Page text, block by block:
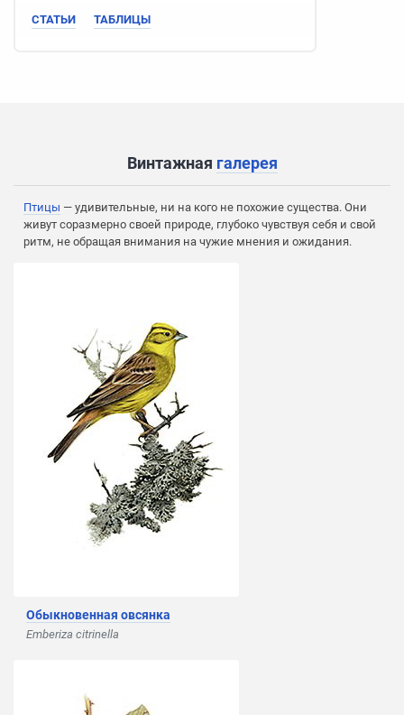
СТАТЬИ ТАБЛИЦЫ
Винтажная галерея
Птицы — удивительные, ни на кого не похожие существа. Они
живут соразмерно своей природе, глубоко чувствуя себя и свой
ритм, не обращая внимания на чужие мнения и ожидания.
Обыкновенная овсянка
Emberiza citrinella